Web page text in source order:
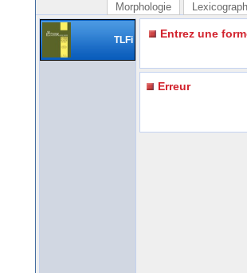
Morphologie
TLFi Entrez une
Erreur